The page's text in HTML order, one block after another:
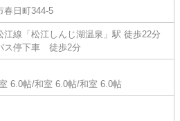
春日町344-5
江線 「 松江しんじ湖温泉 」駅 徒歩22分
ス停下車 徒歩2分
6.0帖/和室 6.0帖/和室 6.0帖